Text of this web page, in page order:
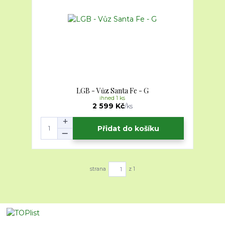
LGB - Vůz Santa Fe - G
2 599 Kč/ks
ihned 1 ks
Přidat do košíku
strana z 1